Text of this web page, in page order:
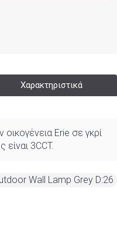
Χαρακτηριστικά
οικογένεια Erie σε γκρί
3CCT.
Wall Lamp Grey D:26